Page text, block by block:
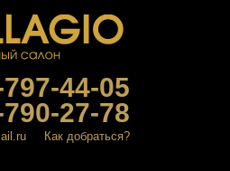
44-05
27-78
Как добраться?